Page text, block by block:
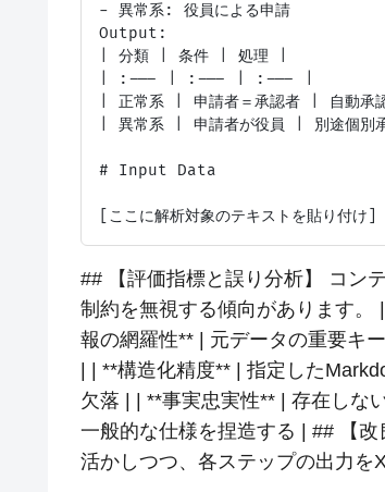
- 異常系: 役員による申請
Output:
| 分類 | 条件 | 処理 |
| :--- | :--- | :--- |
| 正常系 | 申請者＝承認者 | 自動承
| 異常系 | 申請者が役員 | 別途個別
# Input Data
## 【評価指標と誤り分析】 コン
制約を無視する傾向があります
報の網羅性** | 元データの重要キ
| | **構造化精度** | 指定した
欠落 | | **事実忠実性** | 存在しな
一般的な仕様を捏造する | ## 【
活かしつつ、各ステップの出力を